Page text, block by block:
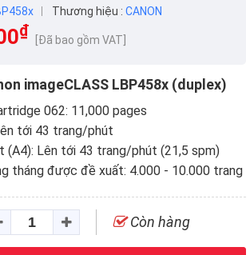
Thương hiệu : CANON
₫ [Đã bao gồm VAT]
imageCLASS LBP458x (duplex)
062: 11,000 pages
tới 43 trang/phút
(A4): Lên tới 43 trang/phút (21,5 spm)
tháng được đề xuất: 4.000 - 10.000 trang
Còn hàng